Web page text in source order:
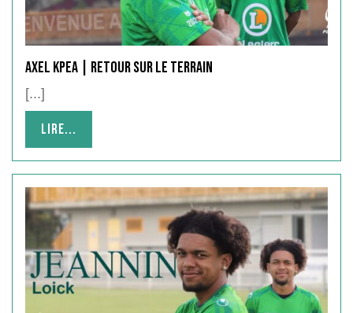
Axel KPEA | Retour sur le terrain
[...]
Lire...